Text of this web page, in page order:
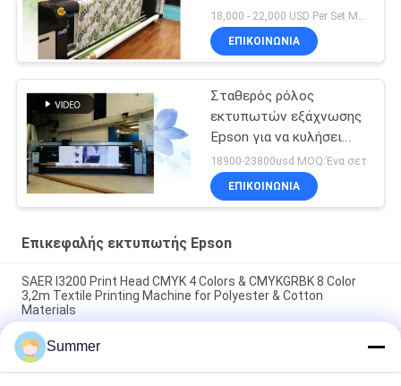
κεφαλιών Epson
εκτύπωση σημαιών
εκτυπωτών κεφαλών
ΕΠΙΚΟΙΝΩΝΙΑ
Σταθερός ρόλος
εκτυπωτών εξάχνωσης
Epson για να κυλήσει
άμεσα την τυπωμένη ύλη
για το ύφασμα
πολυεστέρα
18900-23800usd MOQ:Ένα σετ
ΕΠΙΚΟΙΝΩΝΙΑ
Επικεφαλής εκτυπωτής Epson
SAER I3200 Print Head CMYK 4 Colors & CMYKGRBK 8 Color
3,2m Textile Printing Machine for Polyester & Cotton
Materials
Εκτυπωτής 2m & 3.2m ψηφιακή κλωστοϋφαντουργική
εκτυπωτική μηχανή εκτυπωτής υφασμάτων για υλικά
βαμβακιού & πολυεστέρα
Summer